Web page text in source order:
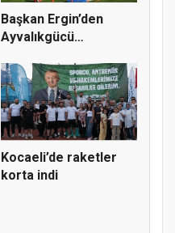
Başkan Ergin’den
Ayvalıkgücü
Kocaeli’de raketler
korta indi